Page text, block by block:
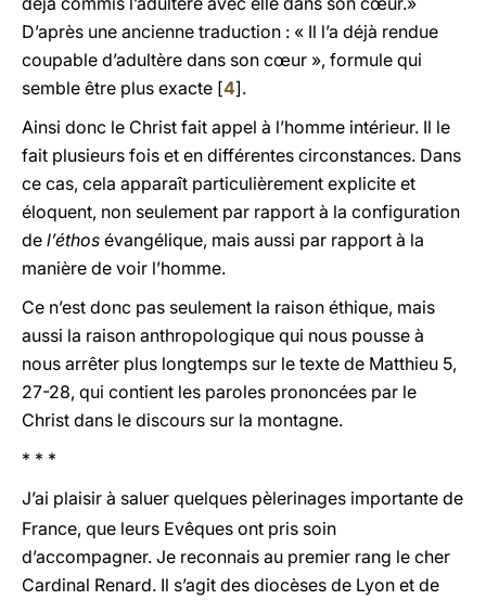
D’après une ancienne traduction : « Il l’a déjà rendue
coupable d’adultère dans son cœur », formule qui
semble être plus exacte [4].
Ainsi donc le Christ fait appel à l’homme intérieur. Il le
fait plusieurs fois et en différentes circonstances. Dans
ce cas, cela apparaît particulièrement explicite et
éloquent, non seulement par rapport à la configuration
de l’éthos évangélique, mais aussi par rapport à la
manière de voir l’homme.
Ce n’est donc pas seulement la raison éthique, mais
aussi la raison anthropologique qui nous pousse à
nous arrêter plus longtemps sur le texte de Matthieu 5,
27-28, qui contient les paroles prononcées par le
Christ dans le discours sur la montagne.
* * *
J’ai plaisir à saluer quelques pèlerinages importante de
France, que leurs Evêques ont pris soin
d’accompagner. Je reconnais au premier rang le cher
Cardinal Renard. Il s’agit des diocèses de Lyon et de